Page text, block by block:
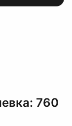
760